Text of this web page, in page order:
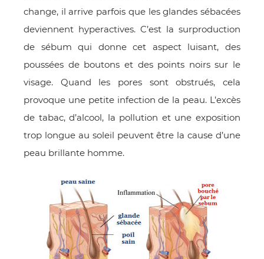
change, il arrive parfois que les glandes sébacées
deviennent hyperactives. C’est la surproduction
de sébum qui donne cet aspect luisant, des
poussées de boutons et des points noirs sur le
visage. Quand les pores sont obstrués, cela
provoque une petite infection de la peau. L’excès
de tabac, d’alcool, la pollution et une exposition
trop longue au soleil peuvent être la cause d’une
peau brillante homme.